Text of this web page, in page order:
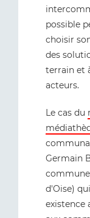
possible
choisir
des
terrain et
acteurs.
Le cas du
Germain
d'Oise)
existence